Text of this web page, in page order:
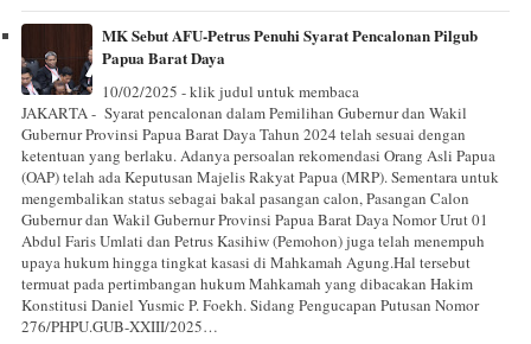
MK Sebut AFU-Petrus Penuhi Syarat Pencalonan Pilgub
Papua Barat Daya
10/02/2025 - klik judul untuk membaca
JAKARTA - Syarat pencalonan dalam Pemilihan Gubernur dan Wakil
Gubernur Provinsi Papua Barat Daya Tahun 2024 telah sesuai dengan
ketentuan yang berlaku. Adanya persoalan rekomendasi Orang Asli Papua
(OAP) telah ada Keputusan Majelis Rakyat Papua (MRP). Sementara untuk
mengembalikan status sebagai bakal pasangan calon, Pasangan Calon
Gubernur dan Wakil Gubernur Provinsi Papua Barat Daya Nomor Urut 01
Abdul Faris Umlati dan Petrus Kasihiw (Pemohon) juga telah menempuh
upaya hukum hingga tingkat kasasi di Mahkamah Agung.Hal tersebut
termuat pada pertimbangan hukum Mahkamah yang dibacakan Hakim
Konstitusi Daniel Yusmic P. Foekh. Sidang Pengucapan Putusan Nomor
276/PHPU.GUB-XXIII/2025…